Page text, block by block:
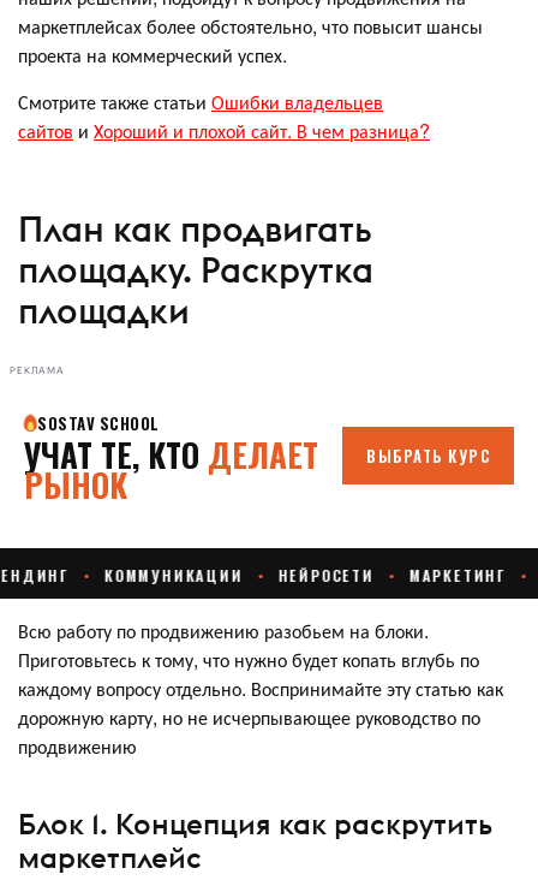
маркетплейсах более обстоятельно, что повысит шансы
проекта на коммерческий успех.
Смотрите также статьи Ошибки владельцев
сайтов и Хороший и плохой сайт. В чем разница?
План как продвигать
площадку. Раскрутка
площадки
РЕКЛАМА
Всю работу по продвижению разобьем на блоки.
Приготовьтесь к тому, что нужно будет копать вглубь по
каждому вопросу отдельно. Воспринимайте эту статью как
дорожную карту, но не исчерпывающее руководство по
продвижению
Блок 1. Концепция как раскрутить
маркетплейс